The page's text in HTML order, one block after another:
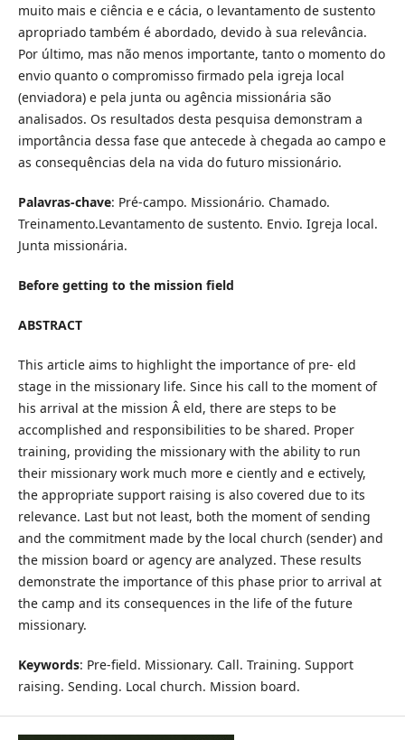
muito mais e ciência e e cácia, o levantamento de sustento
apropriado também é abordado, devido à sua relevância.
Por último, mas não menos importante, tanto o momento do
envio quanto o compromisso firmado pela igreja local
(enviadora) e pela junta ou agência missionária são
analisados. Os resultados desta pesquisa demonstram a
importância dessa fase que antecede à chegada ao campo e
as consequências dela na vida do futuro missionário.
Palavras-chave: Pré-campo. Missionário. Chamado.
Treinamento.Levantamento de sustento. Envio. Igreja local.
Junta missionária.
Before getting to the mission field
ABSTRACT
This article aims to highlight the importance of pre- eld
stage in the missionary life. Since his call to the moment of
his arrival at the mission Â eld, there are steps to be
accomplished and responsibilities to be shared. Proper
training, providing the missionary with the ability to run
their missionary work much more e ciently and e ectively,
the appropriate support raising is also covered due to its
relevance. Last but not least, both the moment of sending
and the commitment made by the local church (sender) and
the mission board or agency are analyzed. These results
demonstrate the importance of this phase prior to arrival at
the camp and its consequences in the life of the future
missionary.
Keywords: Pre-field. Missionary. Call. Training. Support
raising. Sending. Local church. Mission board.